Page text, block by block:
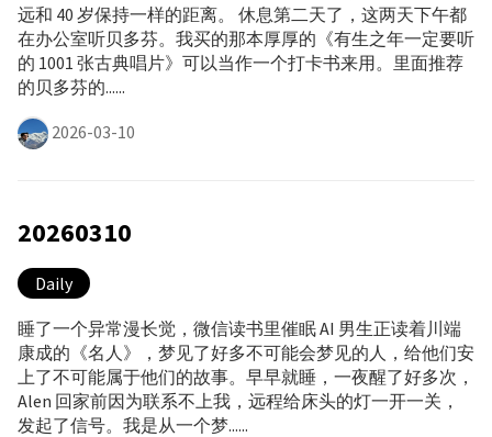
远和 40 岁保持一样的距离。 休息第二天了，这两天下午都
在办公室听贝多芬。我买的那本厚厚的《有生之年一定要听
的 1001 张古典唱片》可以当作一个打卡书来用。里面推荐
的贝多芬的......
2026-03-10
20260310
Daily
睡了一个异常漫长觉，微信读书里催眠 AI 男生正读着川端
康成的《名人》，梦见了好多不可能会梦见的人，给他们安
上了不可能属于他们的故事。早早就睡，一夜醒了好多次，
Alen 回家前因为联系不上我，远程给床头的灯一开一关，
发起了信号。我是从一个梦......